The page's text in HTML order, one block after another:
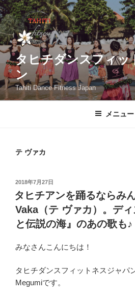
コ
ン
テ
ン
ツ
へ
ス
キ
ッ
タヒチダンスフィッ
ン
Tahiti Dance Fitness Japan
メニュー
テ ヴァカ
投
稿
日:
2018年7月27日
タヒチアンを踊るならみ
Vaka（テ ヴァカ）。デ
と伝説の海』のあの歌も♪
みなさんこんにちは！
タヒチダンスフィットネスジャパ
Megumiです。